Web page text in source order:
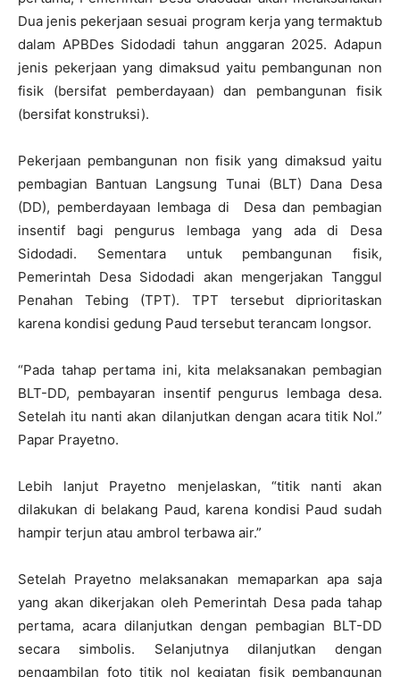
Dua jenis pekerjaan sesuai program kerja yang termaktub
dalam APBDes Sidodadi tahun anggaran 2025. Adapun
jenis pekerjaan yang dimaksud yaitu pembangunan non
fisik (bersifat pemberdayaan) dan pembangunan fisik
(bersifat konstruksi).
Pekerjaan pembangunan non fisik yang dimaksud yaitu
pembagian Bantuan Langsung Tunai (BLT) Dana Desa
(DD), pemberdayaan lembaga di Desa dan pembagian
insentif bagi pengurus lembaga yang ada di Desa
Sidodadi. Sementara untuk pembangunan fisik,
Pemerintah Desa Sidodadi akan mengerjakan Tanggul
Penahan Tebing (TPT). TPT tersebut diprioritaskan
karena kondisi gedung Paud tersebut terancam longsor.
“Pada tahap pertama ini, kita melaksanakan pembagian
BLT-DD, pembayaran insentif pengurus lembaga desa.
Setelah itu nanti akan dilanjutkan dengan acara titik Nol.”
Papar Prayetno.
Lebih lanjut Prayetno menjelaskan, “titik nanti akan
dilakukan di belakang Paud, karena kondisi Paud sudah
hampir terjun atau ambrol terbawa air.”
Setelah Prayetno melaksanakan memaparkan apa saja
yang akan dikerjakan oleh Pemerintah Desa pada tahap
pertama, acara dilanjutkan dengan pembagian BLT-DD
secara simbolis. Selanjutnya dilanjutkan dengan
pengambilan foto titik nol kegiatan fisik pembangunan